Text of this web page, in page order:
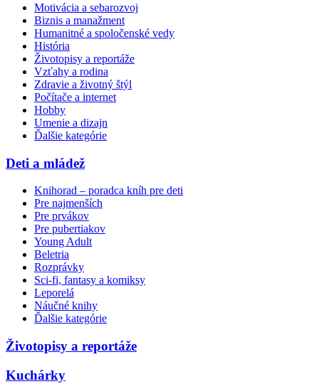
Motivácia a sebarozvoj
Biznis a manažment
Humanitné a spoločenské vedy
História
Životopisy a reportáže
Vzťahy a rodina
Zdravie a životný štýl
Počítače a internet
Hobby
Umenie a dizajn
Ďalšie kategórie
Deti a mládež
Knihorad – poradca kníh pre deti
Pre najmenších
Pre prvákov
Pre pubertiakov
Young Adult
Beletria
Rozprávky
Sci-fi, fantasy a komiksy
Leporelá
Náučné knihy
Ďalšie kategórie
Životopisy a reportáže
Kuchárky